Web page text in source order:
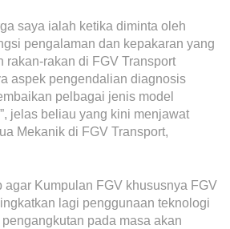
saya ialah ketika diminta oleh
pengalaman dan kepakaran yang
rakan-rakan di FGV Transport
aspek pengendalian diagnosis
pelbagai jenis model
jelas beliau yang kini menjawat
Mekanik di FGV Transport,
agar Kumpulan FGV khususnya FGV
lagi penggunaan teknologi
pada masa akan